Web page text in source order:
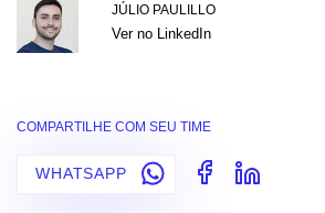
JÚLIO PAULILLO
Ver no LinkedIn
COMPARTILHE COM SEU TIME
WHATSAPP